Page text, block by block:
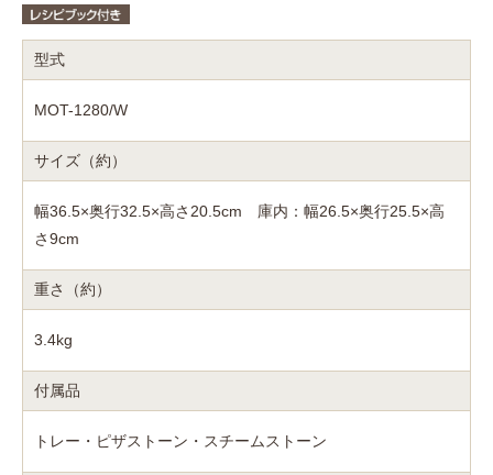
型式
MOT-1280/W
サイズ（約）
幅36.5×奥行32.5×高さ20.5cm 庫内：幅26.5×奥行25.5×高
さ9cm
重さ（約）
3.4kg
付属品
トレー・ピザストーン・スチームストーン